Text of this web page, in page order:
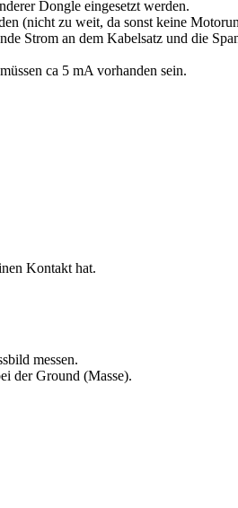
Dongle eingesetzt werden.
(nicht zu weit, da sonst keine
Strom an dem Kabelsatz und die
ca 5 mA vorhanden sein.
Kontakt hat.
messen.
der Ground (Masse).